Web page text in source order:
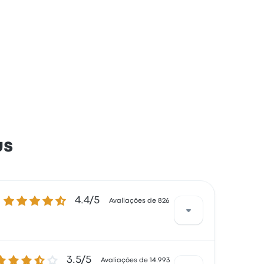
4.4 de 5 estrelas 4.4/5 Avaliações de 826
com o acesso às passagens
de 5 estrelas 3.5/5 Avaliações de 14.993